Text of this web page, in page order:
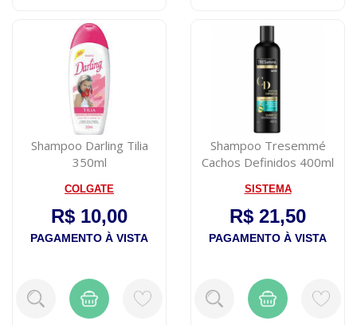
Shampoo Darling Tilia
350ml
COLGATE
R$ 10,00
PAGAMENTO À VISTA
Shampoo Tresemmé
Cachos Definidos 400ml
SISTEMA
R$ 21,50
PAGAMENTO À VISTA